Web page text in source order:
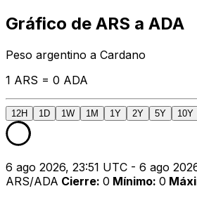
Gráfico de ARS a ADA
Peso argentino a Cardano
1 ARS = 0 ADA
12H 1D 1W 1M 1Y 2Y 5Y 10Y
6 ago 2026, 23:51 UTC - 6 ago
ARS/ADA Cierre: 0 Mínimo: 0